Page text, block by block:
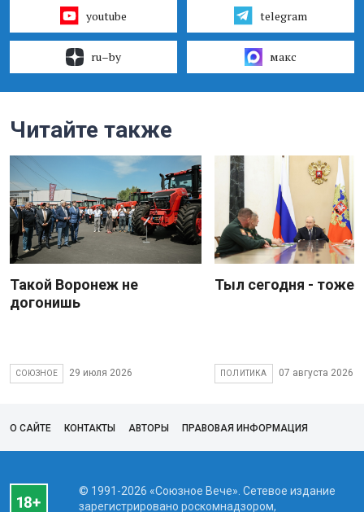
youtube telegram
ru–by макс
Читайте также
Такой Воронеж не
догонишь
СОЮЗНОЕ 29 июля 2026
Тыл сегодня - тоже
ПОЛИТИКА 07 августа 2026
О САЙТЕ КОНТАКТЫ АВТОРЫ ПРАВОВАЯ ИНФОРМАЦИЯ
© 1991-2026 «Союзное Вече». Сетевое издание
зарегистрировано роскомнадзором,